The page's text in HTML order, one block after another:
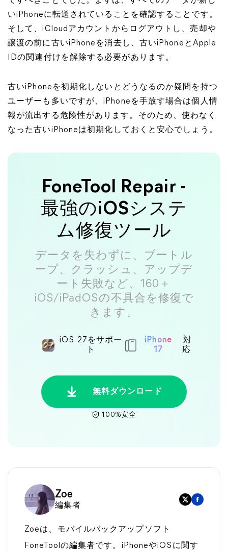
いiPhoneに転送されていることを確認することです。
そして、iCloudアカウントからログアウトし、売却や
譲渡の前に古いiPhoneを消去し、古いiPhoneとApple
IDの関連付けを解除する必要があります。
古いiPhoneを初期化しないとどうなるのか疑問を持つ
ユーザーも多いですが、iPhoneを手放す場合は個人情
報が流出する危険性があります。そのため、使わなく
なった古いiPhoneは初期化しておくと安心でしょう。
FoneTool Repair -
最強のiOSシステ
ム修復ツール
データを失わずに、ブートル
ープ、クラッシュ、アップデ
ート失敗など、160＋
iOS/iPadOSの不具合を修復で
きます。
iOS 27をサポー
ト
iPhone
17
対
応
無料ダウンロード
100%安全
Zoe
編集者
Zoeは、モバイルバックアップソフト
FoneToolの編集者です。iPhoneやiOSに関す